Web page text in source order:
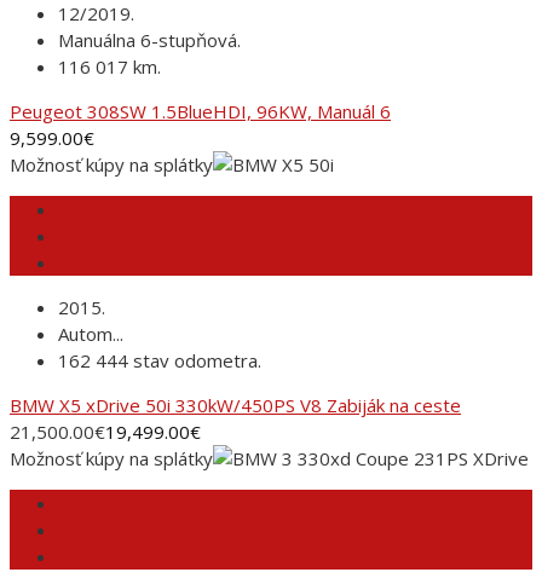
12/2019.
Manuálna 6-stupňová.
116 017 km.
Peugeot 308SW 1.5BlueHDI, 96KW, Manuál 6
9,599.00€
Možnosť kúpy na splátky
2015.
Autom...
162 444 stav odometra.
BMW X5 xDrive 50i 330kW/450PS V8 Zabiják na ceste
21,500.00€19,499.00€
Možnosť kúpy na splátky